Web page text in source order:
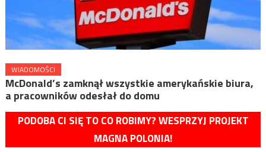
WIADOMOŚCI
McDonald’s zamknął wszystkie amerykańskie biura,
a pracowników odesłał do domu
PODOBA CI SIĘ TO CO ROBIMY? WESPRZYJ PROJEKT
MAGNA POLONIA!